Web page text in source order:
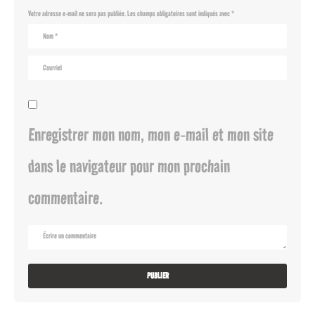
Votre adresse e-mail ne sera pas publiée. Les champs obligatoires sont indiqués avec*
Enregistrer mon nom, mon e-mail et mon site
dans le navigateur pour mon prochain
commentaire.